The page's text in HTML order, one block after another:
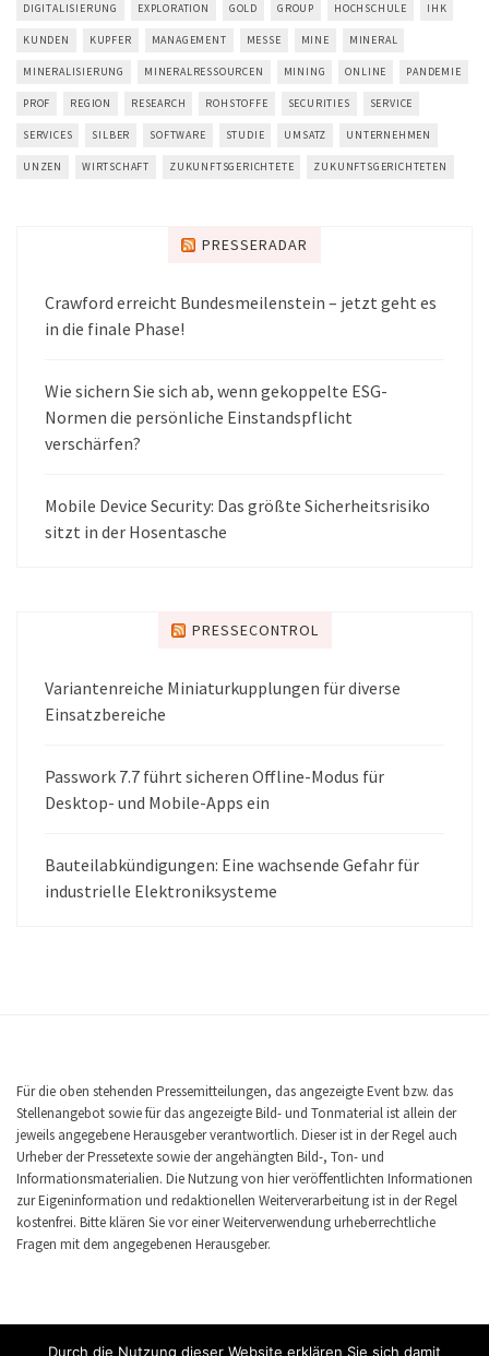
DIGITALISIERUNG EXPLORATION GOLD GROUP HOCHSCHULE IHK
KUNDEN KUPFER MANAGEMENT MESSE MINE MINERAL
MINERALISIERUNG MINERALRESSOURCEN MINING ONLINE PANDEMIE
PROF REGION RESEARCH ROHSTOFFE SECURITIES SERVICE
SERVICES SILBER SOFTWARE STUDIE UMSATZ UNTERNEHMEN
UNZEN WIRTSCHAFT ZUKUNFTSGERICHTETE ZUKUNFTSGERICHTETEN
PRESSERADAR
Crawford erreicht Bundesmeilenstein – jetzt geht es
in die finale Phase!
Wie sichern Sie sich ab, wenn gekoppelte ESG-
Normen die persönliche Einstandspflicht
verschärfen?
Mobile Device Security: Das größte Sicherheitsrisiko
sitzt in der Hosentasche
PRESSECONTROL
Variantenreiche Miniaturkupplungen für diverse
Einsatzbereiche
Passwork 7.7 führt sicheren Offline-Modus für
Desktop- und Mobile-Apps ein
Bauteilabkündigungen: Eine wachsende Gefahr für
industrielle Elektroniksysteme
Für die oben stehenden Pressemitteilungen, das angezeigte Event bzw. das
Stellenangebot sowie für das angezeigte Bild- und Tonmaterial ist allein der
jeweils angegebene Herausgeber verantwortlich. Dieser ist in der Regel auch
Urheber der Pressetexte sowie der angehängten Bild-, Ton- und
Informationsmaterialien. Die Nutzung von hier veröffentlichten Informationen
zur Eigeninformation und redaktionellen Weiterverarbeitung ist in der Regel
kostenfrei. Bitte klären Sie vor einer Weiterverwendung urheberrechtliche
Fragen mit dem angegebenen Herausgeber.
Durch die Nutzung dieser Website erklären Sie sich damit